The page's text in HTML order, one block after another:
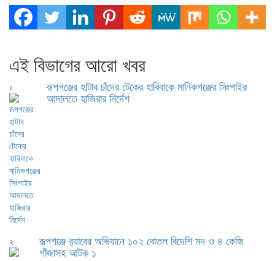
এই বিভাগের আরো খবর
১ রূপগঞ্জের হাটাব চাঁদের টেকের হাবিবাকে মানিকগঞ্জের সিংগাইর
আদালতে হাজিরার নির্দেশ
২ রূপগঞ্জে র‍্যাবের অভিযানে ১০২ বোতল বিদেশি মদ ও ৪ কেজি
গাঁজাসহ আটক ১